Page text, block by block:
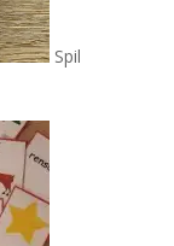
Spil